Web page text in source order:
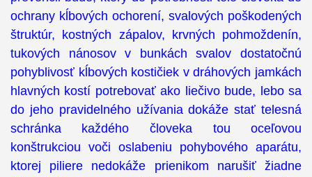
ochrany kĺbových ochorení, svalových poškodených
štruktúr, kostných zápalov, krvných pohmoždenín,
tukových nánosov v bunkách svalov dostatočnú
pohyblivosť kĺbových kostičiek v dráhových jamkách
hlavných kostí potrebovať ako liečivo bude, lebo sa
do jeho pravidelného užívania dokáže stať telesná
schránka každého človeka tou oceľovou
konštrukciou voči oslabeniu pohybového aparátu,
ktorej piliere nedokáže prienikom narušiť žiadne